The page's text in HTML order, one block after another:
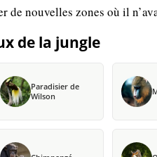
de nouvelles zones où il
de la jungle
Paradisier de
Wilson